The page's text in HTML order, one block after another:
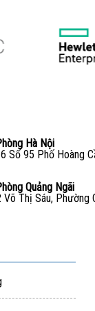
Hà Nội
Số 95 Phố Hoàng
Quảng Ngãi
Võ Thị Sáu, Phường